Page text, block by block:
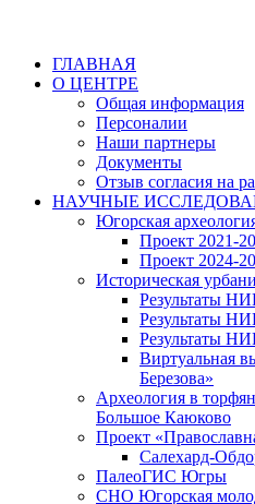
ГЛАВНАЯ
О ЦЕНТРЕ
Общая информация
Персоналии
Наши партнеры
Документы
Отзыв согласия на
НАУЧНЫЕ
Югорская
Проект 2021-
Проект 2024-
Историческая
Результаты
Результаты
Результаты
Виртуальная
Березова»
Археология в
Большое Каюково
Проект
Салехард-
ПалеоГИС Югры
СНО Югорская